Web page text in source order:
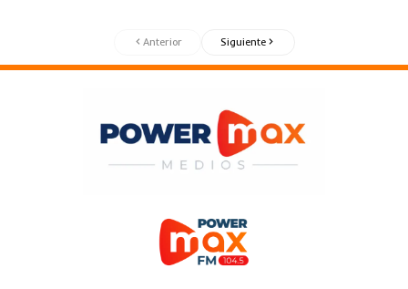
Anterior Siguiente